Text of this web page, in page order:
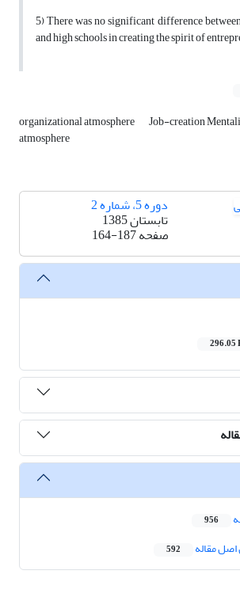
5) There was no significant difference
and high schools in creating the spirit of
organizational atmosphere Job-creation
atmosphere
دوره 5، شماره 2
تابستان 1385
صفحه164-187
296.05
956
مقاله 592